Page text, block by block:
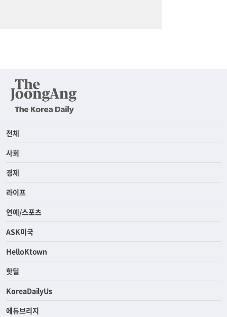
전체
사회
경제
라이프
연예/스포츠
ASK미국
HelloKtown
핫딜